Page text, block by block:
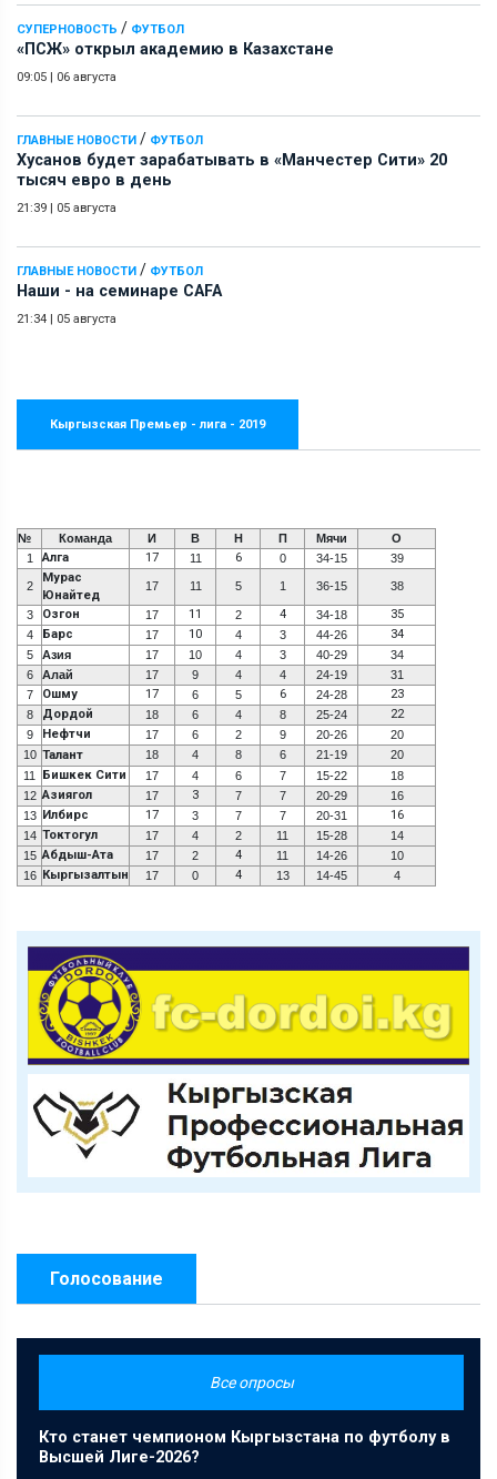
СУПЕРНОВОСТЬ / ФУТБОЛ
«ПСЖ» открыл академию в Казахстане
09:05 | 06 августа
ГЛАВНЫЕ НОВОСТИ / ФУТБОЛ
Хусанов будет зарабатывать в «Манчестер Сити» 20
тысяч евро в день
21:39 | 05 августа
ГЛАВНЫЕ НОВОСТИ / ФУТБОЛ
Наши - на семинаре СAFA
21:34 | 05 августа
Кыргызская Премьер - лига - 2019
№ Команда И В Н П Мячи
О
1
Алга 17 11 6 0 34-15 39
2
Мурас
Юнайтед
17 11 5 1 36-15 38
3 Озгон 17 11 2 4 34-18 35
4 Барс 17 10 4 3 44-26 34
5 Азия 17 10 4 3 40-29
34
6
Алай 17 9 4 4 24-19
31
7
Ошму 17 6 5 6 24-28 23
8 Дордой 18 6 4 8 25-24 22
9 Нефтчи 17 6 2 9 20-26
20
10 Талант 18 4 8 6 21-19
20
11
Бишкек Сити 17 4 6 7 15-22
18
12 Азиягол 17 3 7 7 20-29
16
13 Илбирс 17 3 7 7 20-31 16
14 Токтогул 17 4 2 11 15-28
14
15 Абдыш-Ата 17 2 4 11 14-26
10
16 Кыргызалтын 17 0 4 13 14-45 4
Голосование
Все опросы
Кто станет чемпионом Кыргызстана по футболу в
Высшей Лиге-2026?